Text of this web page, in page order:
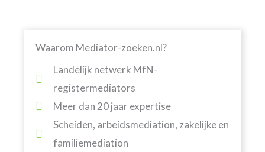
Waarom Mediator-zoeken.nl?
Landelijk netwerk MfN-
registermediators
Meer dan 20 jaar expertise
Scheiden, arbeidsmediation, zakelijke en
familiemediation